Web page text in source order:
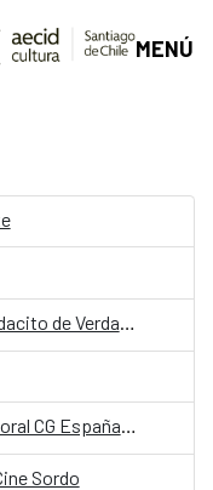
MENÚ
Apertura de proceso: 2 años de Pedacito de Verdad y Lanzamiento de TAPzine de laboratorios pop de conversación.
Convocatoria 1 Plaza Auxiliar Temporal CG España en Santiago.
Sordo